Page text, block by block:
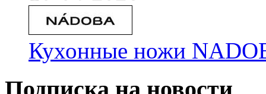
Кухонные ножи